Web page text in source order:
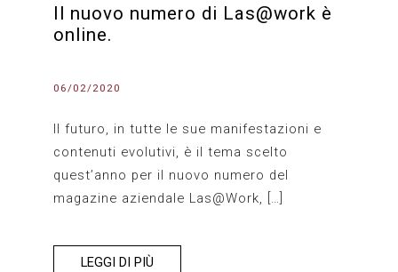
Il nuovo numero di Las@work è
online.
06/02/2020
Il futuro, in tutte le sue manifestazioni e
contenuti evolutivi, è il tema scelto
quest’anno per il nuovo numero del
magazine aziendale Las@Work, […]
LEGGI DI PIÙ